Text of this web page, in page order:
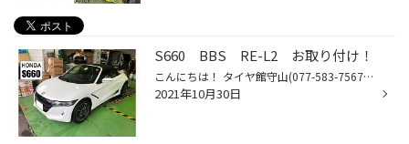
S660 BBS RE-L2 お取り付け！
こんにちは！ タイヤ館守山(077-583-7567) 日記担当ゆあさです！ ２連続で「S660」の投稿です！ 今回は鍛造ホイールの王様「BBS」のお取り付け事例です！ 今回お取り付け致しましたのは 「RE-L2」 鍛造ならではの軽さと強靭さを物語る 極めて細くシャープなスタイリング。 ディスク面に上品な虹色の...
2021年10月30日